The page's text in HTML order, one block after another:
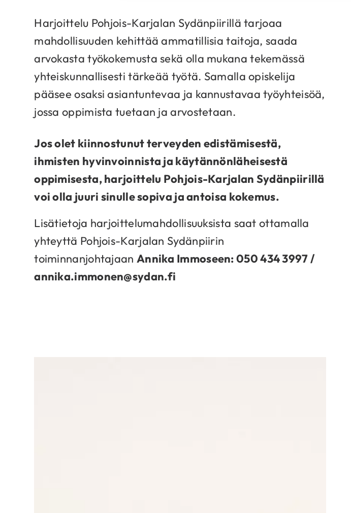
Harjoittelu Pohjois-Karjalan Sydänpiirillä tarjoaa
mahdollisuuden kehittää ammatillisia taitoja, saada
arvokasta työkokemusta sekä olla mukana tekemässä
yhteiskunnallisesti tärkeää työtä. Samalla opiskelija
pääsee osaksi asiantuntevaa ja kannustavaa työyhteisöä,
jossa oppimista tuetaan ja arvostetaan.
Jos olet kiinnostunut terveyden edistämisestä,
ihmisten hyvinvoinnista ja käytännönläheisestä
oppimisesta, harjoittelu Pohjois-Karjalan Sydänpiirillä
voi olla juuri sinulle sopiva ja antoisa kokemus.
Lisätietoja harjoittelumahdollisuuksista saat ottamalla
yhteyttä Pohjois-Karjalan Sydänpiirin
toiminnanjohtajaan Annika Immoseen: 050 434 3997 /
annika.immonen@sydan.fi